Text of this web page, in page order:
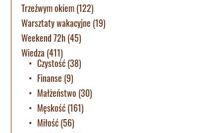
Trzeźwym okiem(122)
Warsztaty wakacyjne (19)
Weekend 72h(45)
Wiedza (411)
Czystość(38)
Finanse (9)
Małżeństwo (30)
Męskość(161)
Miłość(56)